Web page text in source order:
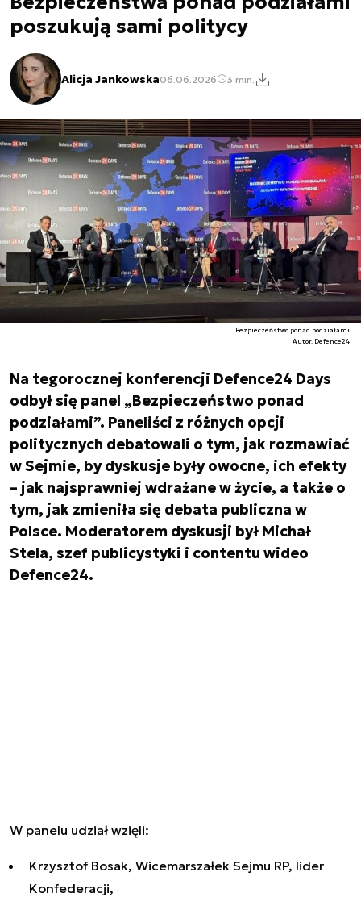
poszukują sami politycy
Alicja Jankowska06.06.2026 3 min.
Bezpieczeństwo ponad podziałami
Autor. Defence24
Na tegorocznej konferencji Defence24 Days
odbył się panel „Bezpieczeństwo ponad
podziałami”. Paneliści z różnych opcji
politycznych debatowali o tym, jak rozmawiać
w Sejmie, by dyskusje były owocne, ich efekty
– jak najsprawniej wdrażane w życie, a także o
tym, jak zmieniła się debata publiczna w
Polsce. Moderatorem dyskusji był Michał
Stela, szef publicystyki i contentu wideo
Defence24.
W panelu udział wzięli:
Krzysztof Bosak, Wicemarszałek Sejmu RP, lider
Konfederacji,